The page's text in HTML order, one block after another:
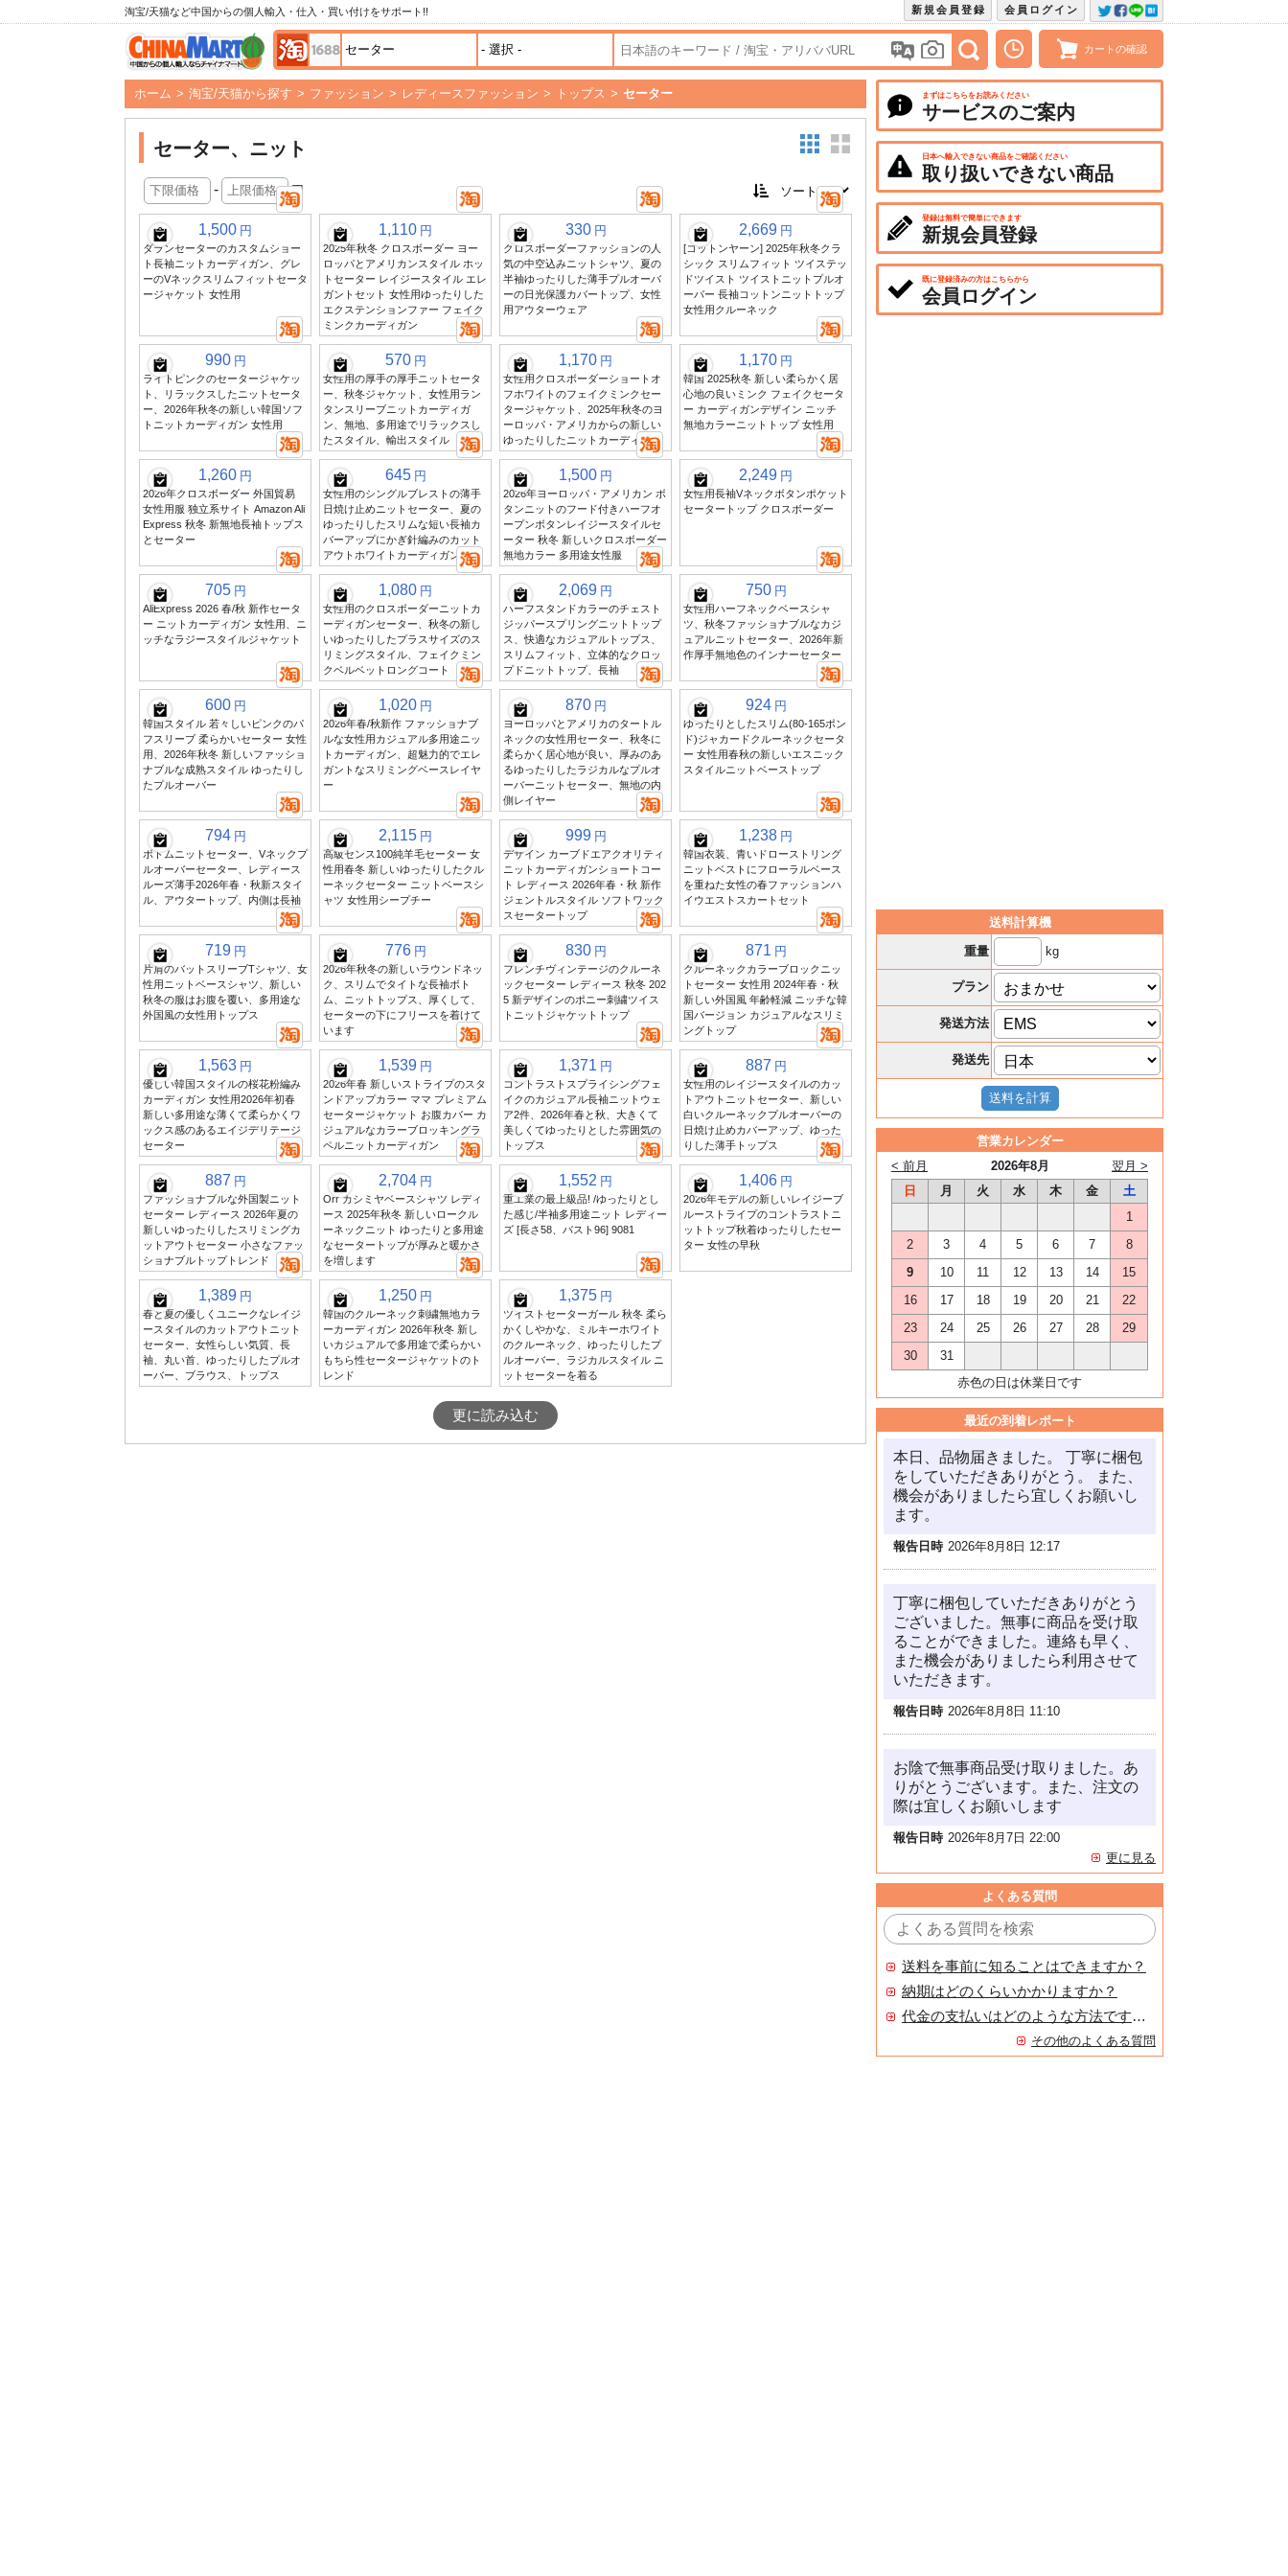
淘宝/天猫など中国からの個人輸入・仕入・買い付けをサポート!! 会員ログイン
新規会員登録
カートの確認
ホーム > 淘宝/天猫から探す > ファッション > レディースファッション > トップス > セーター
セーター、ニット
- 円
1,500 円
ダランセーターのカスタムショー
ト長袖ニットカーディガン、グレ
ーのVネックスリムフィットセータ
ージャケット 女性用
1,110 円
2025年秋冬 クロスボーダー ヨー
ロッパとアメリカンスタイル ホッ
トセーター レイジースタイル エレ
ガントセット 女性用ゆったりした
エクステンションファー フェイク
ミンクカーディガン
330 円
クロスボーダーファッションの人
気の中空込みニットシャツ、夏の
半袖ゆったりした薄手プルオーバ
ーの日光保護カバートップ、女性
用アウターウェア
2,669 円
[コットンヤーン] 2025年秋冬クラ
シック スリムフィット ツイステッ
ドツイスト ツイストニットプルオ
ーバー 長袖コットンニットトップ
女性用クルーネック
990 円
ライトピンクのセータージャケッ
ト、リラックスしたニットセータ
ー、2026年秋冬の新しい韓国ソフ
トニットカーディガン 女性用
570 円
女性用の厚手の厚手ニットセータ
ー、秋冬ジャケット、女性用ラン
タンスリーブニットカーディガ
ン、無地、多用途でリラックスし
たスタイル、輸出スタイル
1,170 円
女性用クロスボーダーショートオ
フホワイトのフェイクミンクセー
タージャケット、2025年秋冬のヨ
ーロッパ・アメリカからの新しい
ゆったりしたニットカーディガン
1,170 円
韓国 2025秋冬 新しい柔らかく居
心地の良いミンク フェイクセータ
ー カーディガンデザイン ニッチ
無地カラーニットトップ 女性用
1,260 円
2026年クロスボーダー 外国貿易
女性用服 独立系サイト Amazon Ali
Express 秋冬 新無地長袖トップス
とセーター
645 円
女性用のシングルブレストの薄手
日焼け止めニットセーター、夏の
ゆったりしたスリムな短い長袖カ
バーアップにかぎ針編みのカット
アウトホワイトカーディガン
1,500 円
2026年ヨーロッパ・アメリカン ボ
タンニットのフード付きハーフオ
ープンボタンレイジースタイルセ
ーター 秋冬 新しいクロスボーダー
無地カラー 多用途女性服
2,249 円
女性用長袖Vネックボタンポケット
セータートップ クロスボーダー
705 円
AliExpress 2026 春/秋 新作セータ
ー ニットカーディガン 女性用、ニ
ッチなラジースタイルジャケット
1,080 円
女性用のクロスボーダーニットカ
ーディガンセーター、秋冬の新し
いゆったりしたプラスサイズのス
リミングスタイル、フェイクミン
クベルベットロングコート
2,069 円
ハーフスタンドカラーのチェスト
ジッパースプリングニットトップ
ス、快適なカジュアルトップス、
スリムフィット、立体的なクロッ
プドニットトップ、長袖
750 円
女性用ハーフネックベースシャ
ツ、秋冬ファッショナブルなカジ
ュアルニットセーター、2026年新
作厚手無地色のインナーセーター
600 円
韓国スタイル 若々しいピンクのパ
フスリーブ 柔らかいセーター 女性
用、2026年秋冬 新しいファッショ
ナブルな成熟スタイル ゆったりし
たプルオーバー
1,020 円
2026年春/秋新作 ファッショナブ
ルな女性用カジュアル多用途ニッ
トカーディガン、超魅力的でエレ
ガントなスリミングベースレイヤ
ー
870 円
ヨーロッパとアメリカのタートル
ネックの女性用セーター、秋冬に
柔らかく居心地が良い、厚みのあ
るゆったりしたラジカルなプルオ
ーバーニットセーター、無地の内
側レイヤー
924 円
ゆったりとしたスリム(80-165ポン
ド)ジャカードクルーネックセータ
ー 女性用春秋の新しいエスニック
スタイルニットベーストップ
794 円
ボトムニットセーター、Vネックプ
ルオーバーセーター、レディース
ルーズ薄手2026年春・秋新スタイ
ル、アウタートップ、内側は長袖
2,115 円
高級センス100純羊毛セーター 女
性用春冬 新しいゆったりしたクル
ーネックセーター ニットベースシ
ャツ 女性用シープチー
999 円
デザイン カーブドエアクオリティ
ニットカーディガンショートコー
ト レディース 2026年春・秋 新作
ジェントルスタイル ソフトワック
スセータートップ
1,238 円
韓国衣装、青いドローストリング
ニットベストにフローラルベース
を重ねた女性の春ファッションハ
イウエストスカートセット
719 円
片肩のバットスリーブTシャツ、女
性用ニットベースシャツ、新しい
秋冬の服はお腹を覆い、多用途な
外国風の女性用トップス
776 円
2026年秋冬の新しいラウンドネッ
ク、スリムでタイトな長袖ボト
ム、ニットトップス、厚くして、
セーターの下にフリースを着けて
います
830 円
フレンチヴィンテージのクルーネ
ックセーター レディース 秋冬 202
5 新デザインのポニー刺繍ツイス
トニットジャケットトップ
871 円
クルーネックカラーブロックニッ
トセーター 女性用 2024年春・秋
新しい外国風 年齢軽減 ニッチな韓
国バージョン カジュアルなスリミ
ングトップ
1,563 円
優しい韓国スタイルの桜花粉編み
カーディガン 女性用2026年初春
新しい多用途な薄くて柔らかくワ
ックス感のあるエイジデリテージ
セーター
1,539 円
2026年春 新しいストライプのスタ
ンドアップカラー ママ プレミアム
セータージャケット お腹カバー カ
ジュアルなカラーブロッキングラ
ペルニットカーディガン
1,371 円
コントラストスプライシングフェ
イクのカジュアル長袖ニットウェ
ア2件、2026年春と秋、大きくて
美しくてゆったりとした雰囲気の
トップス
887 円
女性用のレイジースタイルのカッ
トアウトニットセーター、新しい
白いクルーネックプルオーバーの
日焼け止めカバーアップ、ゆった
りした薄手トップス
887 円
ファッショナブルな外国製ニット
セーター レディース 2026年夏の
新しいゆったりしたスリミングカ
ットアウトセーター 小さなファッ
ショナブルトップトレンド
2,704 円
Orr カシミヤベースシャツ レディ
ース 2025年秋冬 新しいロークル
ーネックニット ゆったりと多用途
なセータートップが厚みと暖かさ
を増します
1,552 円
重工業の最上級品! /ゆったりとし
た感じ/半袖多用途ニット レディー
ズ [長さ58、バスト96] 9081
1,406 円
2026年モデルの新しいレイジーブ
ルーストライプのコントラストニ
ットトップ秋着ゆったりしたセー
ター 女性の早秋
1,389 円
春と夏の優しくユニークなレイジ
ースタイルのカットアウトニット
セーター、女性らしい気質、長
袖、丸い首、ゆったりしたプルオ
ーバー、ブラウス、トップス
1,250 円
韓国のクルーネック刺繍無地カラ
ーカーディガン 2026年秋冬 新し
いカジュアルで多用途で柔らかい
もちら性セータージャケットのト
レンド
1,375 円
ツイストセーターガール 秋冬 柔ら
かくしやかな、ミルキーホワイト
のクルーネック、ゆったりしたプ
ルオーバー、ラジカルスタイル ニ
ットセーターを着る
更に読み込む
まずはこちらをお読みください
サービスのご案内
日本へ輸入できない商品をご確認ください
取り扱いできない商品
登録は無料で簡単にできます
新規会員登録
既に登録済みの方はこちらから
会員ログイン
送料計算機
重量
kg
プラン
発送方法
発送先
営業カレンダー
2026年8月
< 前月
翌月 >
日
月 火 水 木 金
土
1
2
3 4 5 6 7
8
9
10 11 12 13 14
15
16
17 18 19 20 21
22
23
24 25 26 27 28
29
30
31
赤色の日は休業日です
最近の到着レポート
本日、品物届きました。 丁寧に梱包
をしていただきありがとう。 また、
機会がありましたら宜しくお願いし
ます。
報告日時 2026年8月8日 12:17
丁寧に梱包していただきありがとう
ございました。無事に商品を受け取
ることができました。連絡も早く、
また機会がありましたら利用させて
いただきます。
報告日時 2026年8月8日 11:10
お陰で無事商品受け取りました。あ
りがとうございます。また、注文の
際は宜しくお願いします
報告日時 2026年8月7日 22:00
更に見る
よくある質問
送料を事前に知ることはできますか？
納期はどのくらいかかりますか？
代金の支払いはどのような方法ですか？
その他のよくある質問